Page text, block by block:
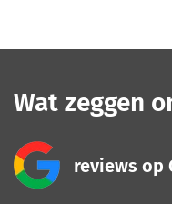
Wat zeggen
reviews op